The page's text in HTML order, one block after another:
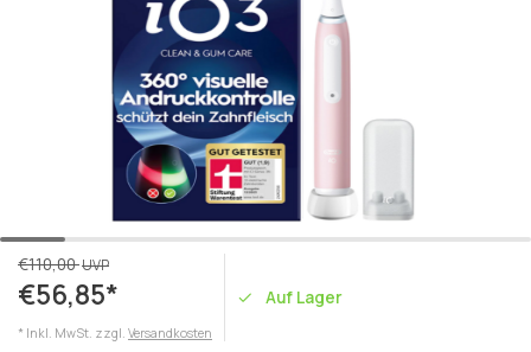
€110,00UVP
€56,85*
* Inkl. MwSt. zzgl. Versandkosten
Auf Lager